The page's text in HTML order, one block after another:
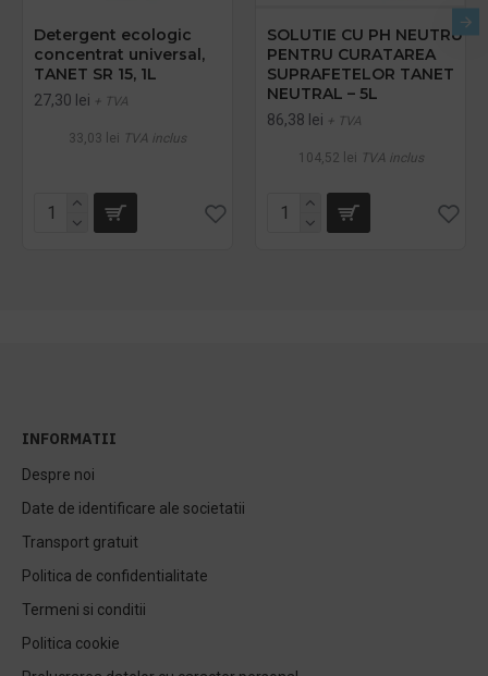
Detergent ecologic
concentrat universal,
TANET SR 15, 1L
27,30 lei + TVA
33,03 lei TVA inclus
SOLUTIE CU PH NEUTRU
PENTRU CURATAREA
SUPRAFETELOR TANET
NEUTRAL – 5L
86,38 lei + TVA
104,52 lei TVA inclus
INFORMATII
Despre noi
Date de identificare ale societatii
Transport gratuit
Politica de confidentialitate
Termeni si conditii
Politica cookie